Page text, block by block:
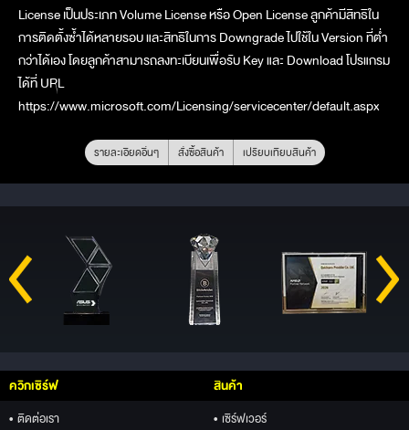
License เป็นประเภท Volume License หรือ Open License ลูกค้ามีสิทธิใน
การติดตั้งซ้ำได้หลายรอบ และสิทธิในการ Downgrade ไปใช้ใน Version ที่ต่ำ
กว่าได้เอง โดยลูกค้าสามารถลงทะเบียนเพื่อรับ Key และ Download โปรแกรม
ได้ที่ URL
https://www.microsoft.com/Licensing/servicecenter/default.aspx
รายละเอียดอื่นๆ สั่งซื้อสินค้า เปรียบเทียบสินค้า
ควิกเซิร์ฟ
• ติดต่อเรา
สินค้า
• เซิร์ฟเวอร์